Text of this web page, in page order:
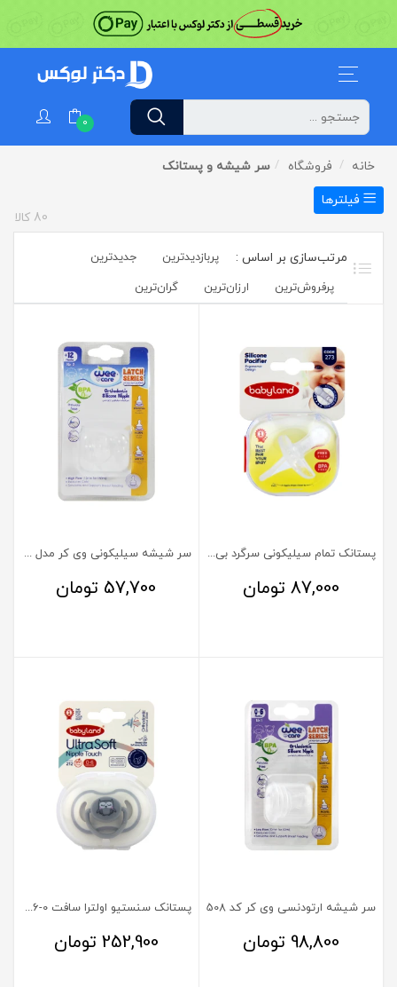
0
خانه فروشگاه
سر شیشه و پستانک
فیلترها
80 کالا
پربازدیدترین
جدیدترین
پرفروش‌ترین‌
ارزان‌ترین گران‌ترین
پستانک تمام سیلیکونی سرگرد بی بی لند کد 273
87,000 تومان
سر شیشه سیلیکونی وی کر مدل ارتودنسی Latch Series
57,700 تومان
سر شیشه ارتودنسی وی کر کد 508
98,800 تومان
پستانک سنستیو اولترا سافت 0-6 ماه بی بی لند کد 212
252,900 تومان